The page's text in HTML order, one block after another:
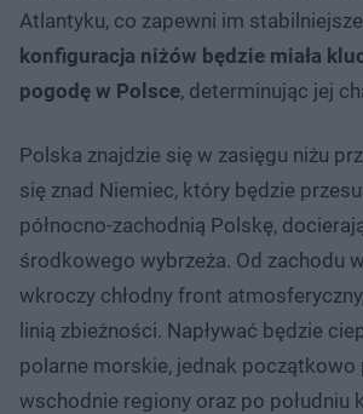
Atlantyku, co zapewni im
konfiguracja niżów będzie miała
pogodę w Polsce, determinując jej
Polska znajdzie się w zasięgu niżu
się znad Niemiec, który będzie
północno-zachodnią Polskę,
środkowego wybrzeża. Od zachodu
wkroczy chłodny front
linią zbieżności. Napływać będzie
polarne morskie, jednak początkowo
wschodnie regiony oraz po południu